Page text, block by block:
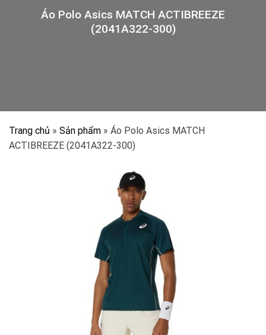
Áo Polo Asics MATCH ACTIBREEZE
(2041A322-300)
Trang chủ » Sản phẩm » Áo Polo Asics MATCH
ACTIBREEZE (2041A322-300)